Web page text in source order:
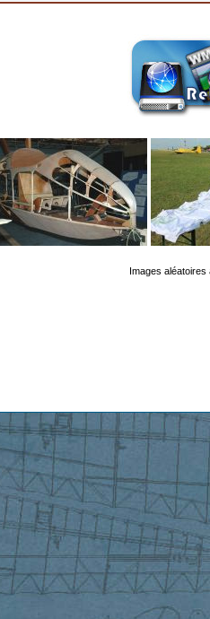
Images aléatoires